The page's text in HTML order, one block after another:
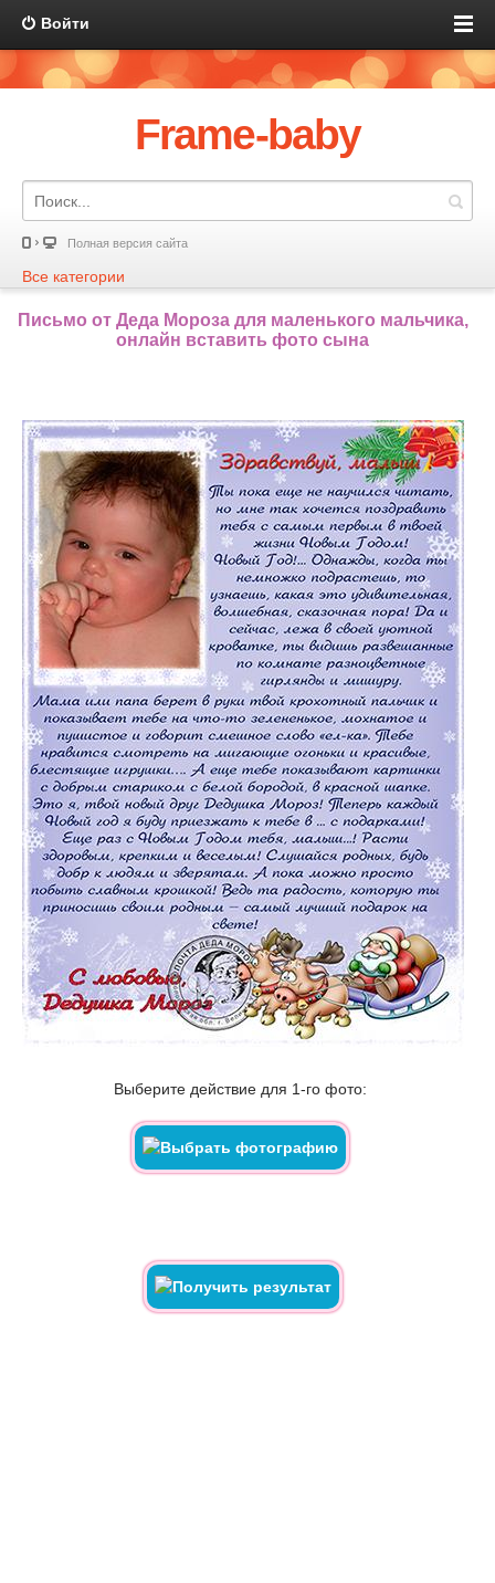
Войти
Frame-baby
Полная версия сайта
Все категории
Письмо от Деда Мороза для маленького мальчика,
онлайн вставить фото сына
Выберите действие для 1-го фото: